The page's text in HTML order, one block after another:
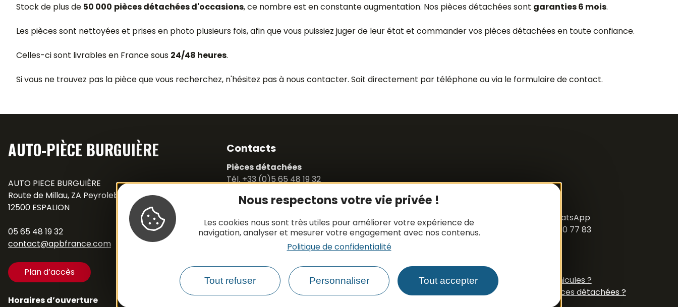
Nous respectons votre vie privée !
Les cookies nous sont très utiles pour améliorer votre expérience de
navigation, analyser et mesurer votre engagement avec nos contenus.
Politique de confidentialité
Tout refuser Personnaliser Tout accepter
Stock de plus de 50 000 pièces détachées d'occasions, ce nombre est en constante augmentation. Nos pièces détachées sont garanties 6 mois.
Les pièces sont nettoyées et prises en photo plusieurs fois, afin que vous puissiez juger de leur état et commander vos pièces détachées en toute confiance.
Celles-ci sont livrables en France sous 24/48 heures.
Si vous ne trouvez pas la pièce que vous recherchez, n'hésitez pas à nous contacter. Soit directement par téléphone ou via le formulaire de contact.
AUTO-PIÈCE BURGUIÈRE
AUTO PIECE BURGUIÈRE
Route de Millau, ZA Peyrolebade
12500 ESPALION
05 65 48 19 32
contact@apbfrance.com
Plan d’accès
Horaires d’ouverture
Contacts
Pièces détachées
Tél. +33 (0)5 65 48 19 32
Tél. +33 (0)5 65 48 05 75
Tél. +33 (0)5 65 48 37 97
Port. +33 (0)6 79 50 77 83
Mail :vehicule@apbfrance.com
Langues parlées : Français, Anglais, Polonais
N° Tél WhatsApp
+33 6 79 50 77 83
Comment demander des véhicules ?
Comment demander des pièces détachées ?